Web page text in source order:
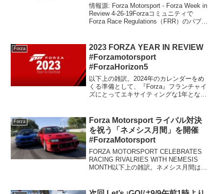
情報源: Forza Motorsport - Forza Week in
Review 4-26-19Forzaコミュニティで
Forza Race Regulations（FRR）のパブリ
Forza
2023 FORZA YEAR IN REVIEW
#Forzamotorsport
#ForzaHorizon5
以下上の雑訳。2024年のカレンダーをめ
くる準備として、『Forza』フランチャイ
ズにとってエキサイティングな1年となっ
12 ヶ月が過ぎましたので、Forz...
Forza
Forza Motorsport ライバル対決
を祝う「ネメシス月間」を開催
#ForzaMotorsport
FORZA MOTORSPORT CELEBRATES
RACING RIVALRIES WITH NEMESIS
MONTH以下上の雑訳。ネメシス月間は、
せます！20...